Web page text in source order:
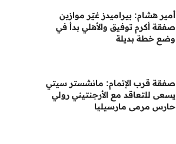
أمير هشام: بيراميدز غيّر موازين
صفقة أكرم توفيق والأهلي بدأ في
وضع خطة بديلة
صفقة قرب الإتمام: مانشستر سيتي
يسعى للتعاقد مع الأرجنتيني رولي
حارس مرمى مارسيليا